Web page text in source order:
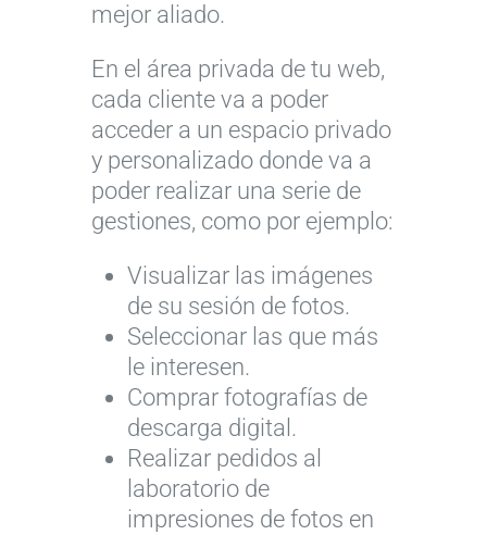
mejor aliado.
En el área privada de tu web,
cada cliente va a poder
acceder a un espacio privado
y personalizado donde va a
poder realizar una serie de
gestiones, como por ejemplo:
Visualizar las imágenes
de su sesión de fotos.
Seleccionar las que más
le interesen.
Comprar fotografías de
descarga digital.
Realizar pedidos al
laboratorio de
impresiones de fotos en